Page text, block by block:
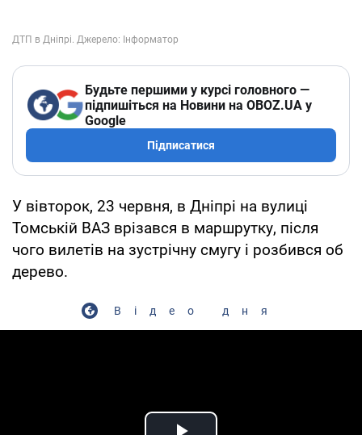
Будьте першими у курсі головного —
підпишіться на Новини на OBOZ.UA у
Google
Підписатися
У вівторок, 23 червня, в Дніпрі на вулиці
Томській ВАЗ врізався в маршрутку, після
чого вилетів на зустрічну смугу і розбився об
дерево.
Відео дня